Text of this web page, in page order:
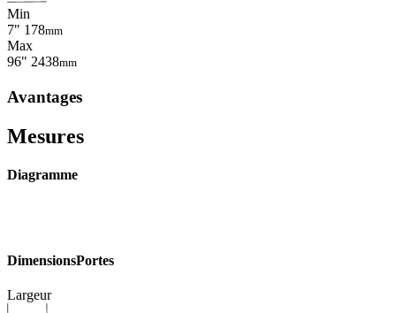
Min
7" 178mm
Max
96" 2438mm
Avantages
Mesures
Diagramme
DimensionsPortes
Largeur